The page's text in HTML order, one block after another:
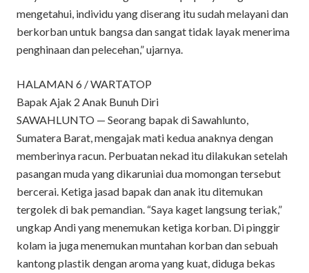
mengetahui, individu yang diserang itu sudah melayani dan
berkorban untuk bangsa dan sangat tidak layak menerima
penghinaan dan pelecehan,” ujarnya.
HALAMAN 6 / WARTATOP
Bapak Ajak 2 Anak Bunuh Diri
SAWAHLUNTO — Seorang bapak di Sawahlunto,
Sumatera Barat, mengajak mati kedua anaknya dengan
memberinya racun. Perbuatan nekad itu dilakukan setelah
pasangan muda yang dikaruniai dua momongan tersebut
bercerai. Ketiga jasad bapak dan anak itu ditemukan
tergolek di bak pemandian. “Saya kaget langsung teriak,”
ungkap Andi yang menemukan ketiga korban. Di pinggir
kolam ia juga menemukan muntahan korban dan sebuah
kantong plastik dengan aroma yang kuat, diduga bekas